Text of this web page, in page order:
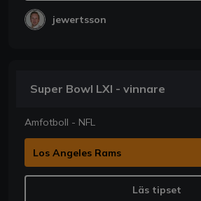
jewertsson
Super Bowl LXI - vinnare
Amfotboll - NFL
Los Angeles Rams
Läs tipset